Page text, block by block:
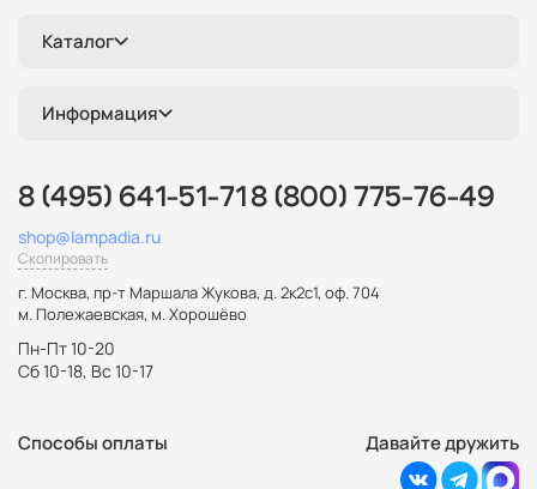
Каталог
Информация
8 (495) 641-51-71 8 (800) 775-76-49
shop@lampadia.ru
Скопировать
г. Москва, пр-т Маршала Жукова, д. 2к2с1, оф. 704
м. Полежаевская, м. Хорошёво
Пн-Пт 10-20
Сб 10-18, Вс 10-17
Способы оплаты Давайте дружить